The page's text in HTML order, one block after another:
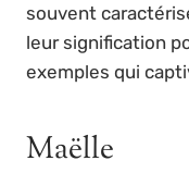
souvent
leur signification
exemples qui
Maëlle